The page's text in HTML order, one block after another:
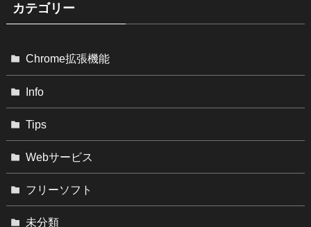
カテゴリー
Chrome拡張機能
Info
Tips
Webサービス
フリーソフト
未分類